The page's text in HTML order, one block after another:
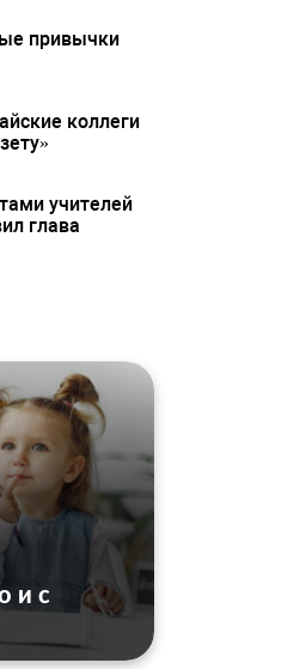
привычки
коллеги
учителей
глава
и с